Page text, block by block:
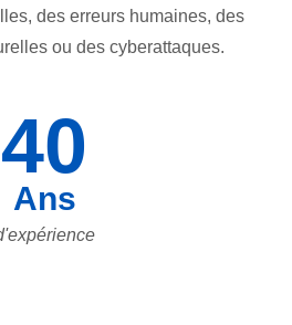
des erreurs humaines, des
ou des cyberattaques.
40
Ans